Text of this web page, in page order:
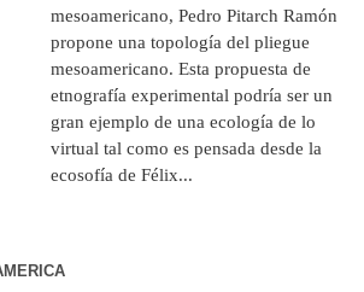
mesoamericano, Pedro Pitarch Ramón
propone una topología del pliegue
mesoamericano. Esta propuesta de
etnografía experimental podría ser un
gran ejemplo de una ecología de lo
virtual tal como es pensada desde la
ecosofía de Félix...